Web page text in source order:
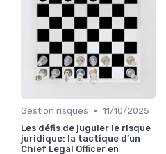
Gestion risques • 11/10/2025
Les défis de juguler le risque
juridique: la tactique d’un
Chief Legal Officer en